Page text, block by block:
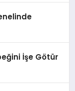
İşe Götür